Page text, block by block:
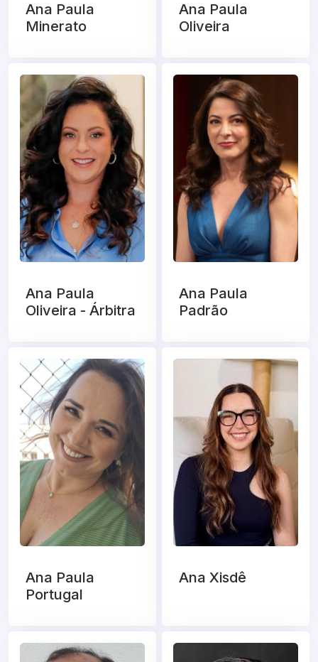
Ana Paula
Minerato
Ana Paula
Oliveira
Ana Paula
Oliveira - Árbitra
Ana Paula
Padrão
Ana Paula
Portugal
Ana Xisdê